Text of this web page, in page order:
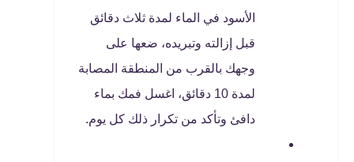
الأسود في الماء لمدة ثلاث دقائق
قبل إزالته وتبريده، ضعها على
وجهك بالقرب من المنطقة المصابة
لمدة 10 دقائق، اغسل فمك بماء
دافئ وتأكد من تكرار ذلك كل يوم.